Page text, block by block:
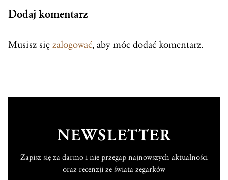
Dodaj komentarz
Musisz się zalogować, aby móc dodać komentarz.
NEWSLETTER
Zapisz się za darmo i nie przegap najnowszych aktualności
oraz recenzji ze świata zegarków